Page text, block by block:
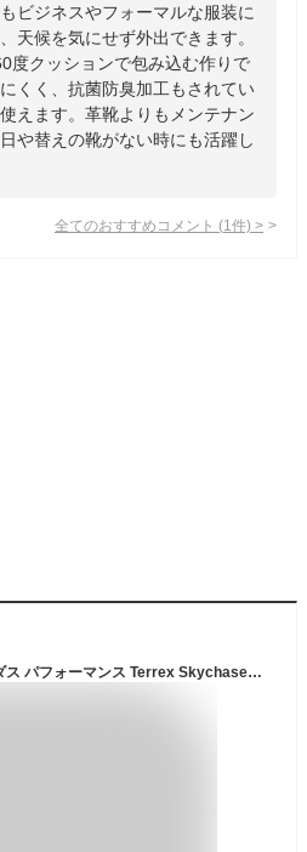
ビジネスやフォーマルな服装に
天候を気にせず外出できます。
度クッションで包み込む作りで
くく、抗菌防臭加工もされてい
えます。革靴よりもメンテナン
や替えの靴がない時にも活躍し
全てのおすすめコメント (1 件) >
adidas Performance アディダス パフォーマンス Terrex Skychaser AX5 GORE-TEX テレックススカイチェイサーAX5ゴアテックス JQ2210 スニーカー トレイル ランニング シューズ 防水 トレッキング ハイキング アウトドア メンズ コアブラック/コアブラック 国内正規 2026SS